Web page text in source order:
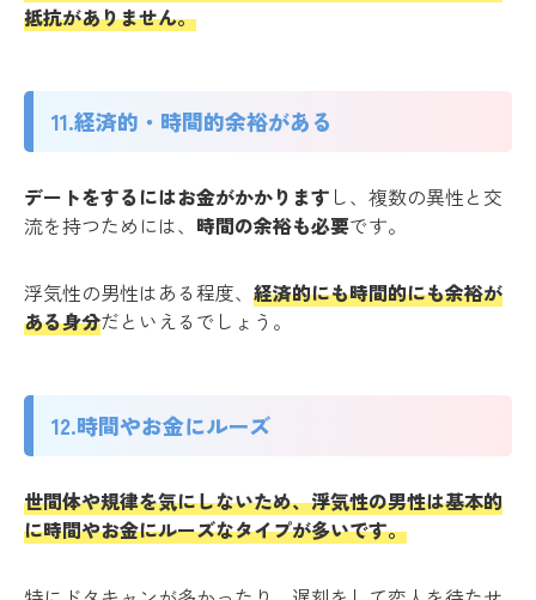
抵抗がありません。
11.経済的・時間的余裕がある
デートをするにはお金がかかります し、複数の異性と交
流を持つためには、 時間の余裕も必要です。
浮気性の男性はある程度、 経済的にも時間的にも余裕が
ある身分だといえるでしょう。
12.時間やお金にルーズ
世間体や規律を気にしないため、浮気性の男性は基本的
に時間やお金にルーズなタイプが多いです。